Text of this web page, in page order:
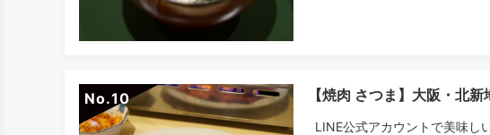
No. 【焼肉 さつま】大阪・北
LINE公式アカウントで美味